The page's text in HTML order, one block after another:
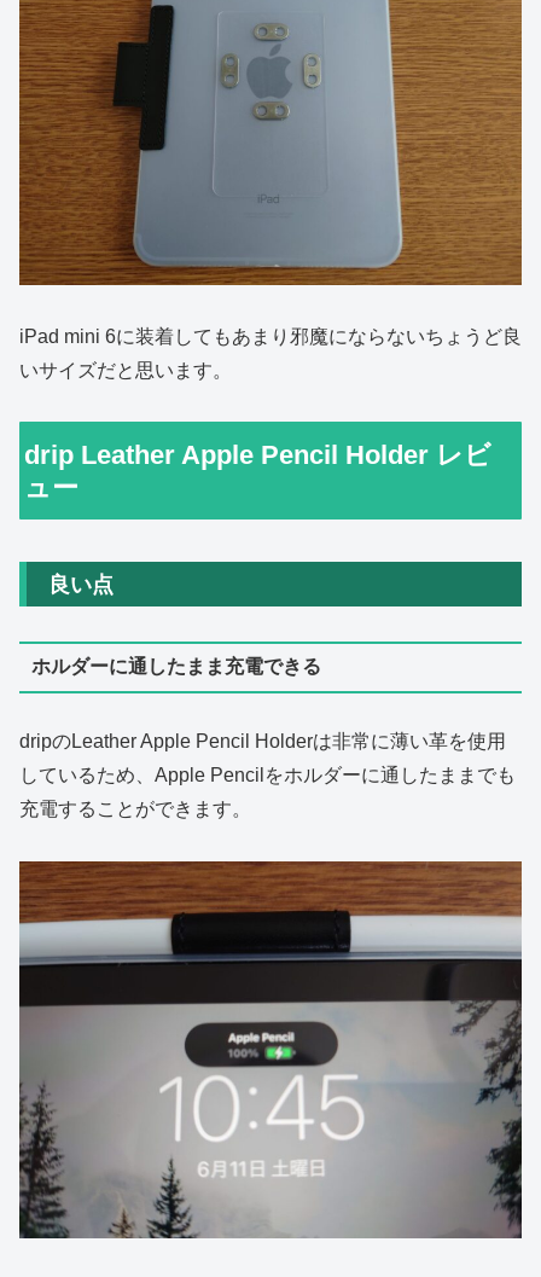
iPad mini 6に装着してもあまり邪魔にならないちょうど良
いサイズだと思います。
drip Leather Apple Pencil Holder レビ
ュー
良い点
ホルダーに通したまま充電できる
dripのLeather Apple Pencil Holderは非常に薄い革を使用
しているため、Apple Pencilをホルダーに通したままでも
充電することができます。